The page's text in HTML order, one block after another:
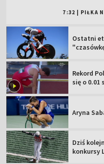
7:32 PIŁKA
Ostatni
Rekord
się o 0.01
Aryna
Dziś
konkursy